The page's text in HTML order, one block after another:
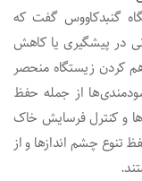
گنبدکاووس گفت که
در پیشگیری یا کاهش
کردن زیستگاه منحصر
از جمله حفظ
و کنترل فرسایش خاک
تنوع چشم اندازها و از